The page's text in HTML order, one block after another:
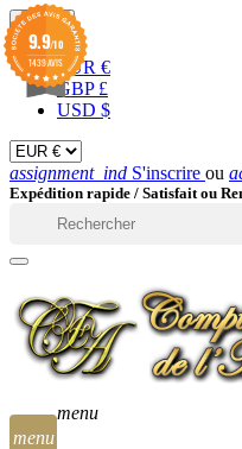
EUR 
EUR €
GBP £
USD $
assignment_ind S'inscrire ou
Expédition rapide / Satisfait ou
menu
menu
9.9/10
1439 AVIS